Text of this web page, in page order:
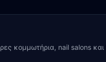
κομμωτήρια, nail salons